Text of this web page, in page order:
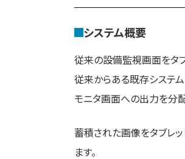
システム概要
従来の設備監視画面をタ
従来からある既存システ
モニタ画面への出力を分
蓄積された画像をタブレ
ます。